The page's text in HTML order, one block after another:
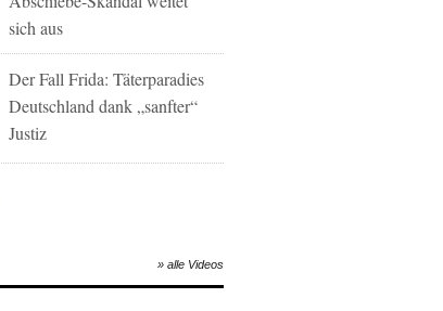
sich aus
Der Fall Frida: Täterparadies
Deutschland dank „sanfter“
Justiz
» alle Videos